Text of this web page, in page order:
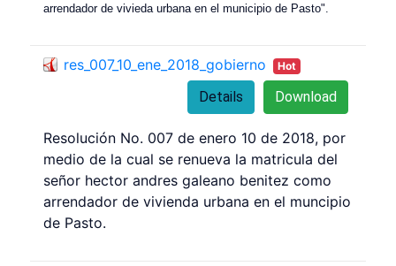
arrendador de vivieda urbana en el municipio de Pasto".
res_007_10_ene_2018_gobierno Hot
Download
Details
Resolución No. 007 de enero 10 de 2018, por
medio de la cual se renueva la matricula del
señor hector andres galeano benitez como
arrendador de vivienda urbana en el muncipio
de Pasto.